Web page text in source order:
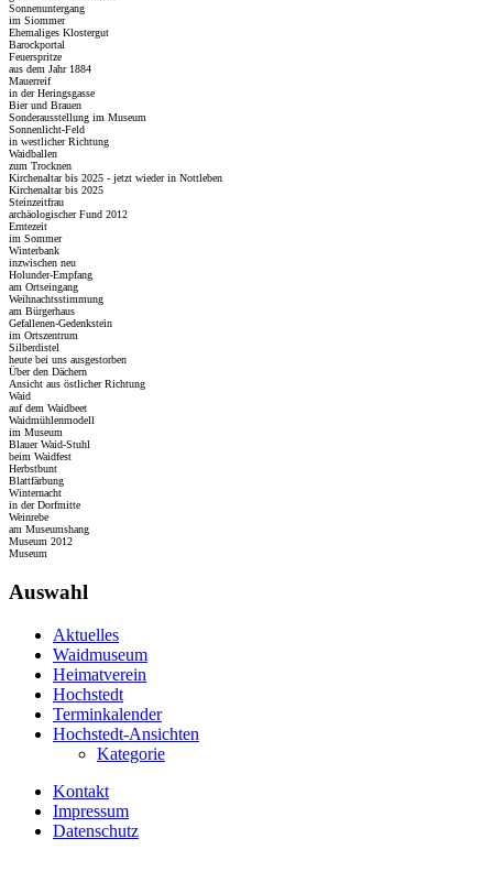
Sonnenuntergang
im Siommer
Ehemaliges Klostergut
Barockportal
Feuerspritze
aus dem Jahr 1884
Mauerreif
in der Heringsgasse
Bier und Brauen
Sonderausstellung im Museum
Sonnenlicht-Feld
in westlicher Richtung
Waidballen
zum Trocknen
Kirchenaltar bis 2025 - jetzt wieder in Nottleben
Kirchenaltar bis 2025
Steinzeitfrau
archäologischer Fund 2012
Erntezeit
im Sommer
Winterbank
inzwischen neu
Holunder-Empfang
am Ortseingang
Weihnachtsstimmung
am Bürgerhaus
Gefallenen-Gedenkstein
im Ortszentrum
Silberdistel
heute bei uns ausgestorben
Über den Dächern
Ansicht aus östlicher Richtung
Waid
auf dem Waidbeet
Waidmühlenmodell
im Museum
Blauer Waid-Stuhl
beim Waidfest
Herbstbunt
Blattfärbung
Winternacht
in der Dorfmitte
Weinrebe
am Museumshang
Museum 2012
Museum
Auswahl
Aktuelles
Waidmuseum
Heimatverein
Hochstedt
Terminkalender
Hochstedt-Ansichten
Kategorie
Kontakt
Impressum
Datenschutz